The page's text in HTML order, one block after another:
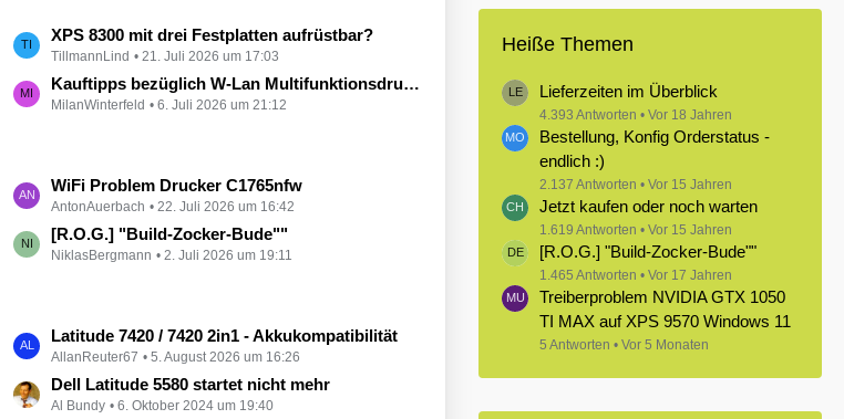
r
ä
g
e
L
e
t
z
B
e
t
e
XPS 8300 mit drei Festplatten aufrüstbar?
TillmannLind 21. Juli 2026 um 17:03
Kauftipps bezüglich W-Lan Multifunktionsdrucker
MilanWinterfeld 6. Juli 2026 um 21:12
L
e
t
z
B
e
t
WiFi Problem Drucker C1765nfw
AntonAuerbach 22. Juli 2026 um 16:42
[R.O.G.] "Build-Zocker-Bude""
NiklasBergmann 2. Juli 2026 um 19:11
L
e
t
z
Latitude 7420 / 7420 2in1 - Akkukompatibilität
AllanReuter67 5. August 2026 um 16:26
Dell Latitude 5580 startet nicht mehr
Al Bundy 6. Oktober 2024 um 19:40
Heiße Themen
Lieferzeiten im Überblick
4.393 Antworten Vor 18 Jahren
Bestellung, Konfig Orderstatus -
endlich :)
2.137 Antworten Vor 15 Jahren
Jetzt kaufen oder noch warten
1.619 Antworten Vor 15 Jahren
[R.O.G.] "Build-Zocker-Bude""
1.465 Antworten Vor 17 Jahren
Treiberproblem NVIDIA GTX 1050
TI MAX auf XPS 9570 Windows 11
5 Antworten Vor 5 Monaten